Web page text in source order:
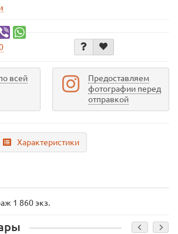
всей
Предоставляем
фотографии перед
отправкой
Характеристики
1 860 экз.